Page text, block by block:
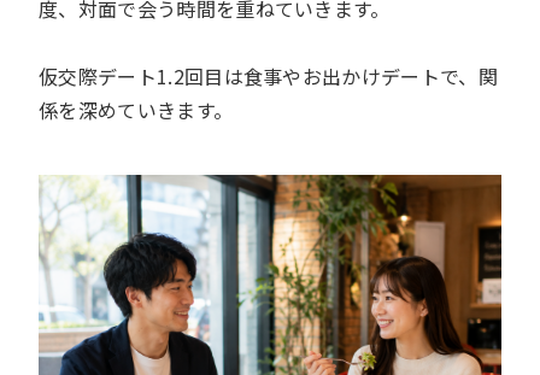
度、対面で会う時間を重ねていきます。
仮交際デート1.2回目は食事やお出かけデートで、関
係を深めていきます。